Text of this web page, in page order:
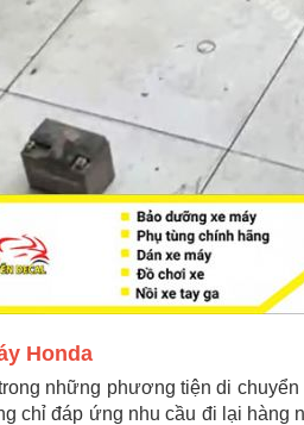
Honda
những phương tiện di
chỉ đáp ứng nhu cầu đi lại